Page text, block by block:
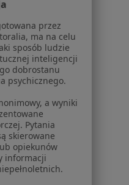
przez
ma na celu
sposób ludzie
inteligencji
dobrostanu
psychicznego.
a wyniki
Pytania
skierowane
opiekunów
informacji